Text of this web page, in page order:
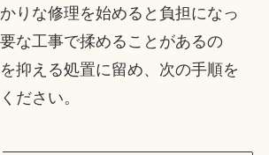
りな修理を始めると負担になっ
な工事で揉めることがあるの
抑える処置に留め、次の手順を
ださい。